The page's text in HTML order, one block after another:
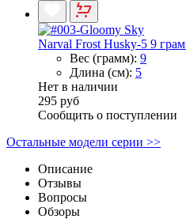
Narval Frost Husky-5 9
Вес (грамм): 9
Длина (см): 5
Нет в наличии
295 руб
Сообщить о поступлении
Остальные модели серии >>
Описание
Отзывы
Вопросы
Обзоры